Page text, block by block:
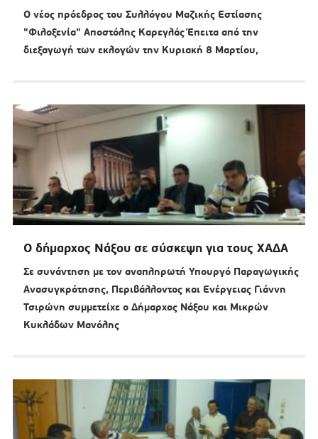
Ο νέος πρόεδρος του Συλλόγου Μαζικής Εστίασης
"Φιλοξενία" Αποστόλης Καρεγλάς Έπειτα από την
διεξαγωγή των εκλογών την Κυριακή 8 Μαρτίου,
Ο δήμαρχος Νάξου σε σύσκεψη για τους ΧΑΔΑ
Σε συνάντηση με τον αναπληρωτή Υπουργό Παραγωγικής
Ανασυγκρότησης, Περιβάλλοντος και Ενέργειας Γιάννη
Τσιρώνη συμμετείχε ο Δήμαρχος Νάξου και Μικρών
Κυκλάδων Μανόλης